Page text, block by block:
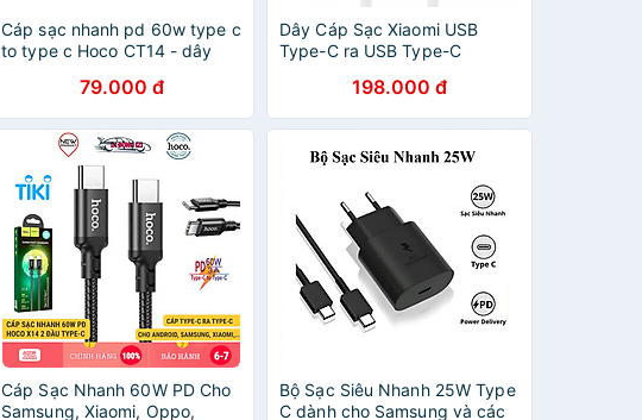
Cáp sạc nhanh pd 60w type c
to type c Hoco CT14 - dây
macbook samsung oppo ,...vv
- hàng chính hãng
79.000 đ
Dây Cáp Sạc Xiaomi USB
Type-C ra USB Type-C
chính hãng198.000 đ
Cáp Sạc Nhanh 60W PD Cho
Samsung, Xiaomi, Oppo,
Bộ Sạc Siêu Nhanh 25W Type
C dành cho Samsung và các